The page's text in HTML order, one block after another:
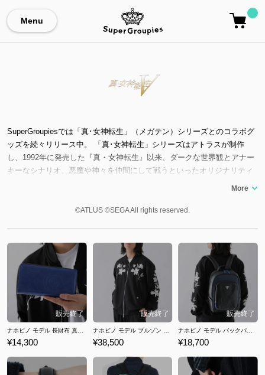
Menu
SuperGroupiesでは「真･女神転生」（メガテン）シリーズとのコラボグ
ッズを続々リリース中。 「真･女神転生」シリーズはアトラスが制作
し、1992年に発売した『真・女神転生』以来、ダークな世界観とアナー
キーなシナリオ、悪魔や神々を仲間にして戦うといったオリジナリティ
あふれたシステムで人気を博しているRPGシリーズ。2020年10月29日に
PS4®/Nintendo Switch™で、2021年11月11日にはシリーズ最新作『真・
も気軽にプレイできる点も魅力。『ペルソナ』や『デビルサマナー』な
どの人気作品の元でもあります。 荒廃し、悪魔が跋扈する現実世界を舞
台に、主人公は悪魔と交流し様々な価値観の間で翻弄されながら戦いに
身を投じ、己の、そして世界の運命に向かっていくのがシリーズの共通
要素。 ここでは『真・女神転生Ⅲ NOCTURNE HD REMASTER』や
『真・女神転生V』コラボの腕時計、バッグ、財布など「真･女神転生」
シリーズのコラボファッションアイテムをご紹介いたします。
©ATLUS ©SEGA All rights reserved.
¥14,300 ¥38,500 ¥18,700